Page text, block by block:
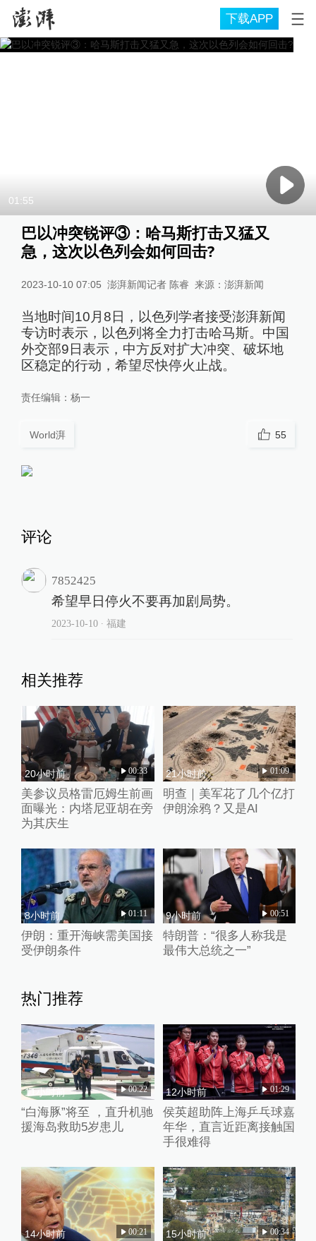
下载APP
01:55
巴以冲突锐评③：哈马斯打击又猛又
急，这次以色列会如何回击?
2023-10-10 07:05 澎湃新闻记者 陈睿 来源： 澎湃新闻
当地时间10月8日，以色列学者接受澎湃新闻
专访时表示，以色列将全力打击哈马斯。中国
外交部9日表示，中方反对扩大冲突、破坏地
区稳定的行动，希望尽快停火止战。
责任编辑： 杨一
World湃 55
评论
7852425
希望早日停火不要再加剧局势。
2023-10-10∙ 福建
相关推荐
20小时前 00:33
美参议员格雷厄姆生前画
面曝光：内塔尼亚胡在旁
为其庆生
21小时前 01:09
明查｜美军花了几个亿打
伊朗涂鸦？又是AI
8小时前 01:11
伊朗：重开海峡需美国接
受伊朗条件
9小时前 00:51
特朗普：“很多人称我是
最伟大总统之一”
热门推荐
11小时前 00:22
“白海豚”将至 ，直升机驰
援海岛救助5岁患儿
12小时前 01:29
侯英超助阵上海乒乓球嘉
年华，直言近距离接触国
手很难得
14小时前 00:21 15小时前 00:34